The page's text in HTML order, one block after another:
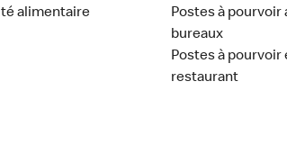
alimentaire
Postes à pourvoir
bureaux
Postes à pourvoir
restaurant